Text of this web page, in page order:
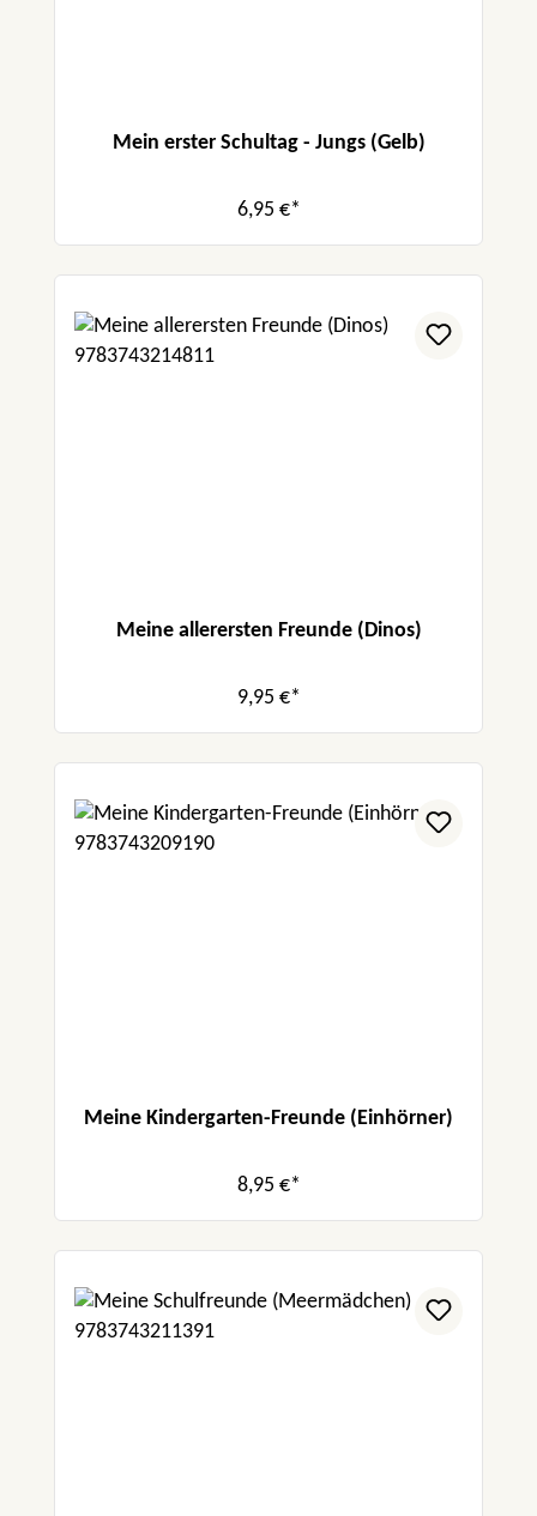
Mein erster Schultag - Jungs (Gelb)
6,95 €*
Meine allerersten Freunde (Dinos)
9,95 €*
Meine Kindergarten-Freunde (Einhörner)
8,95 €*